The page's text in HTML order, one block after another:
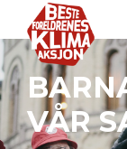
VÅR